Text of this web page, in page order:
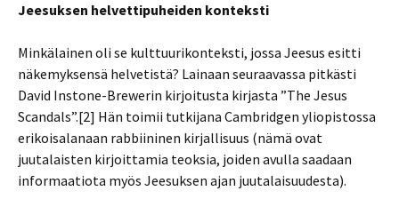
Jeesuksen helvettipuheiden konteksti
Minkälainen oli se kulttuurikonteksti, jossa Jeesus esitti
näkemyksensä helvetistä? Lainaan seuraavassa pitkästi
David Instone-Brewerin kirjoitusta kirjasta ”The Jesus
Scandals”.[2] Hän toimii tutkijana Cambridgen yliopistossa
erikoisalanaan rabbiininen kirjallisuus (nämä ovat
juutalaisten kirjoittamia teoksia, joiden avulla saadaan
informaatiota myös Jeesuksen ajan juutalaisuudesta).